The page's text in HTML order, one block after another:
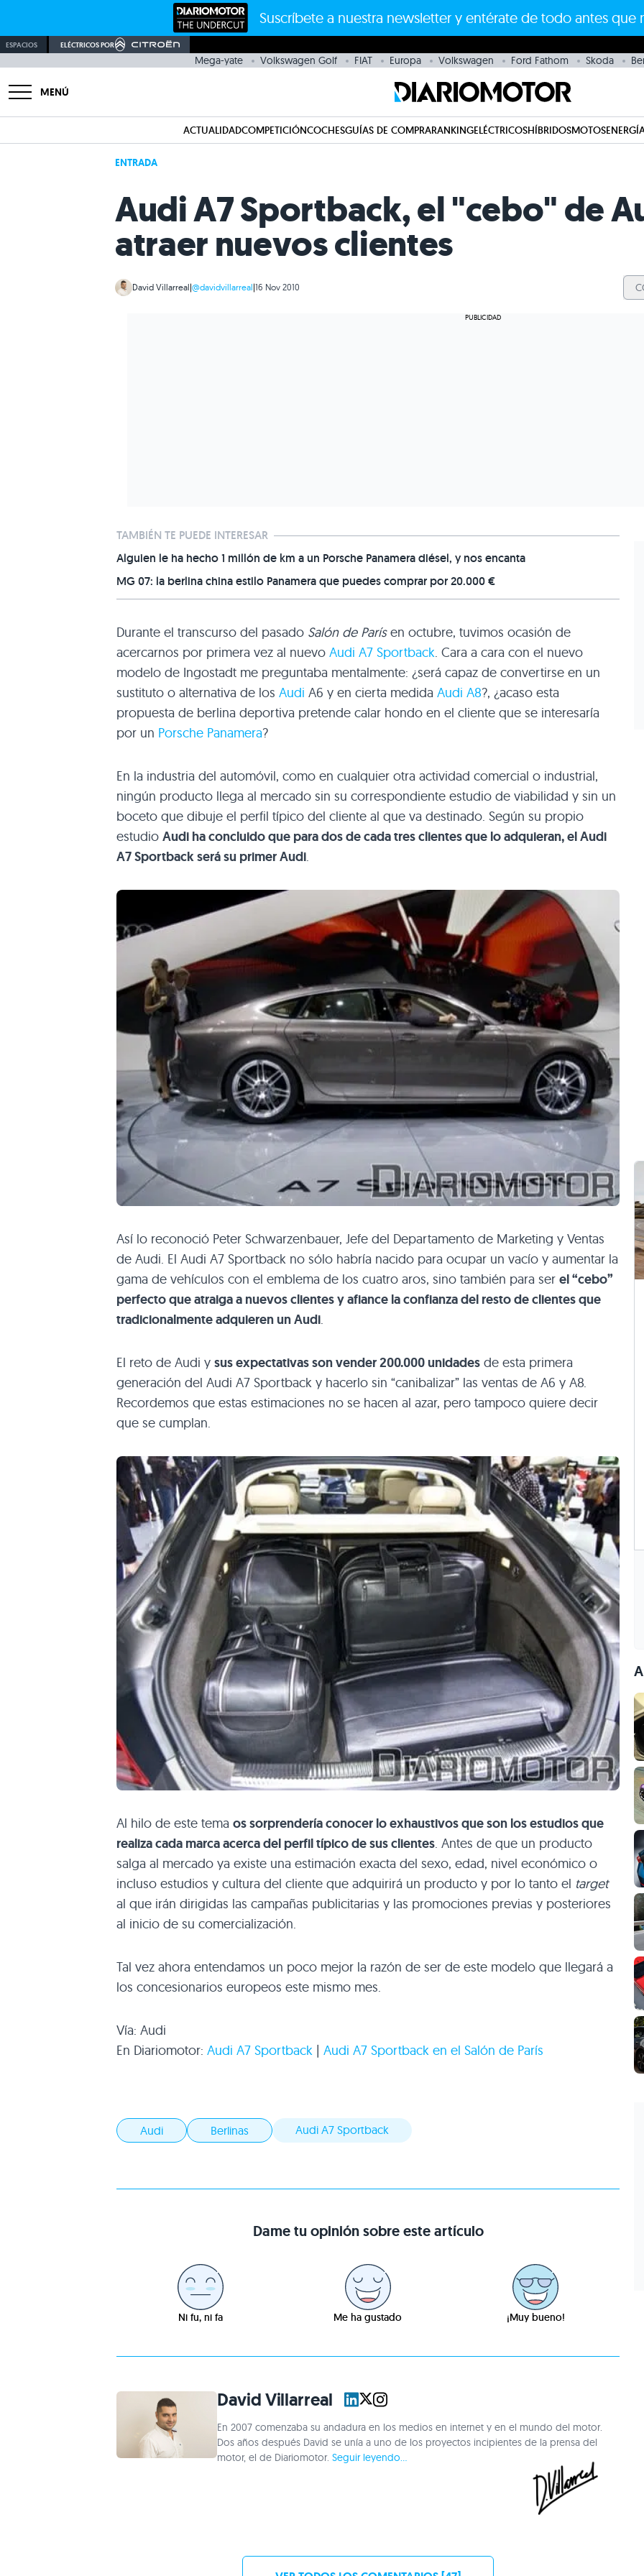
Suscríbete a nuestra newsletter y entérate de todo antes que
ESPACIOS ELÉCTRICOS POR
Mega-yate Volkswagen Golf FIAT Europa Volkswagen Ford Fathom Skoda
MENÚ
ACTUALIDADCOMPETICIÓNCOCHESGUÍAS DE COMPRARANKINGELÉCTRICOSHÍBRIDOSMOTOS
ENTRADA
Audi A7 Sportback, el "cebo" de
atraer nuevos clientes
David Villarreal|@davidvillarreal|16 Nov 2010
TAMBIÉN TE PUEDE INTERESAR
Alguien le ha hecho 1 millón de km a un Porsche Panamera diésel, y nos encanta
MG 07: la berlina china estilo Panamera que puedes comprar por 20.000 €
Durante el transcurso del pasado Salón de Parísen octubre, tuvimos ocasión de
acercarnos por primera vez al nuevo Audi A7 Sportback. Cara a cara con el nuevo
modelo de Ingostadt me preguntaba mentalmente: ¿será capaz de convertirse en un
sustituto o alternativa de los Audi A6 y en cierta medida Audi A8?, ¿acaso esta
propuesta de berlina deportiva pretende calar hondo en el cliente que se interesaría
por un Porsche Panamera?
En la industria del automóvil, como en cualquier otra actividad comercial o industrial,
ningún producto llega al mercado sin su correspondiente estudio de viabilidad y sin un
boceto que dibuje el perfil típico del cliente al que va destinado. Según su propio
estudio Audi ha concluido que para dos de cada tres clientes que lo adquieran, el Audi
A7Sportback será su primer Audi.
Así lo reconoció Peter Schwarzenbauer, Jefe del Departamento de Marketing y Ventas
de Audi. El Audi A7 Sportback no sólo habría nacido para ocupar un vacío y aumentar la
gama de vehículos con el emblema de los cuatro aros, sino también para ser el “cebo”
perfecto que atraiga a nuevos clientes y afiance la confianza del resto de clientes que
tradicionalmente adquieren un Audi.
El reto de Audi y sus expectativas son vender 200.000 unidades de esta primera
generación del Audi A7 Sportback y hacerlo sin “canibalizar” las ventas de A6 y A8.
Recordemos que estas estimaciones no se hacen al azar, pero tampoco quiere decir
que se cumplan.
Al hilo de este tema os sorprendería conocer lo exhaustivos que son los estudios que
realiza cada marca acerca del perfil típico de sus clientes. Antes de que un producto
salga al mercado ya existe una estimación exacta del sexo, edad, nivel económico o
incluso estudios y cultura del cliente que adquirirá un producto y por lo tanto el target
al que irán dirigidas las campañas publicitarias y las promociones previas y posteriores
al inicio de su comercialización.
Tal vez ahora entendamos un poco mejor la razón de ser de este modelo que llegará a
los concesionarios europeos este mismo mes.
Vía: Audi
En Diariomotor: Audi A7 Sportback | Audi A7 Sportback en el Salón de París
Audi Berlinas Audi A7 Sportback
Dame tu opinión sobre este artículo
Ni fu, ni fa Me ha gustado ¡Muy bueno!
David Villarreal
En 2007 comenzaba su andadura en los medios en internet y en el mundo del motor.
Dos años después David se unía a uno de los proyectos incipientes de la prensa del
motor, el de Diariomotor. Seguir leyendo...